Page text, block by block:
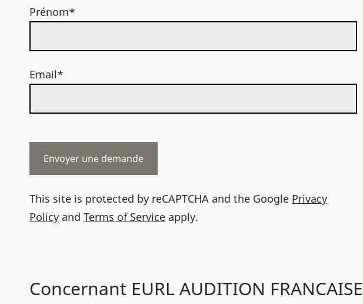
Prénom*
Email*
This site is protected by reCAPTCHA and the Google Privacy
Policy and Terms of Service apply.
Concernant EURL AUDITION FRANCAISE